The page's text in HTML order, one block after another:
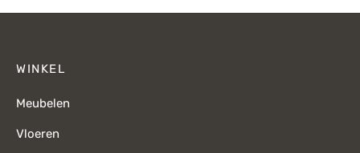
WINKEL
Meubelen
Vloeren